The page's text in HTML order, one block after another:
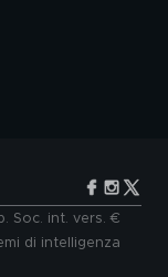
Soc. int. vers. €
di intelligenza